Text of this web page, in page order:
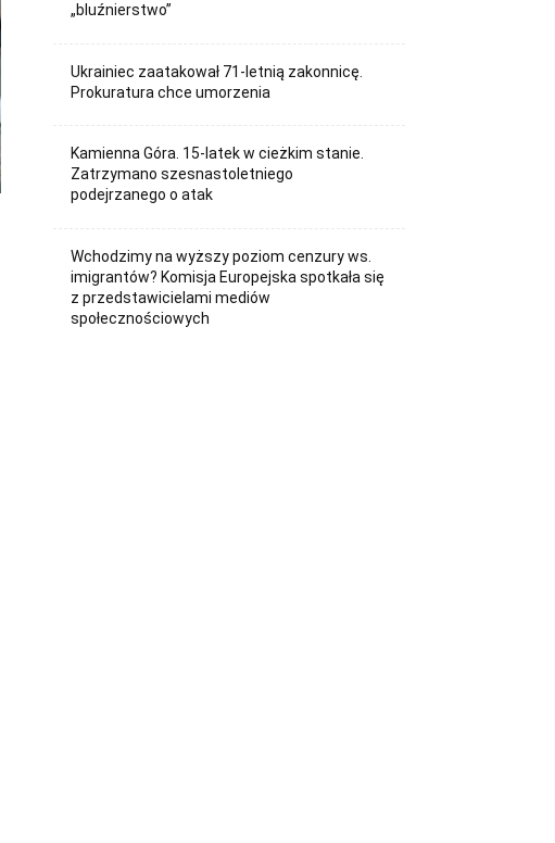
„bluźnierstwo”
Ukrainiec zaatakował 71-letnią zakonnicę.
Prokuratura chce umorzenia
Kamienna Góra. 15-latek w cieżkim stanie.
Zatrzymano szesnastoletniego
podejrzanego o atak
Wchodzimy na wyższy poziom cenzury ws.
imigrantów? Komisja Europejska spotkała się
z przedstawicielami mediów
społecznościowych